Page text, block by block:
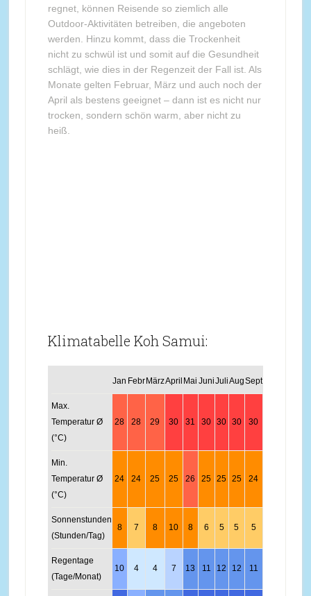
regnet, können Reisende so ziemlich alle
Outdoor-Aktivitäten betreiben, die angeboten
werden. Hinzu kommt, dass die Trockenheit
nicht zu schwül ist und somit auf die Gesundheit
schlägt, wie dies in der Regenzeit der Fall ist. Als
Monate gelten Februar, März und auch noch der
April als bestens geeignet – dann ist es nicht nur
trocken, sondern schön warm, aber nicht zu
heiß.
Klimatabelle Koh Samui:
Jan Febr MärzApril Mai JuniJuliAugSept
Max.
Temperatur Ø
(°C)
28 28 29 30 31 30 30 30 30
Min.
Temperatur Ø
(°C)
24 24 25 25 26 25 25 25 24
Sonnenstunden
(Stunden/Tag)
8 7 8 10 8 6 5 5 5
Regentage
(Tage/Monat)
10 4 4 7 13 11 12 12 11